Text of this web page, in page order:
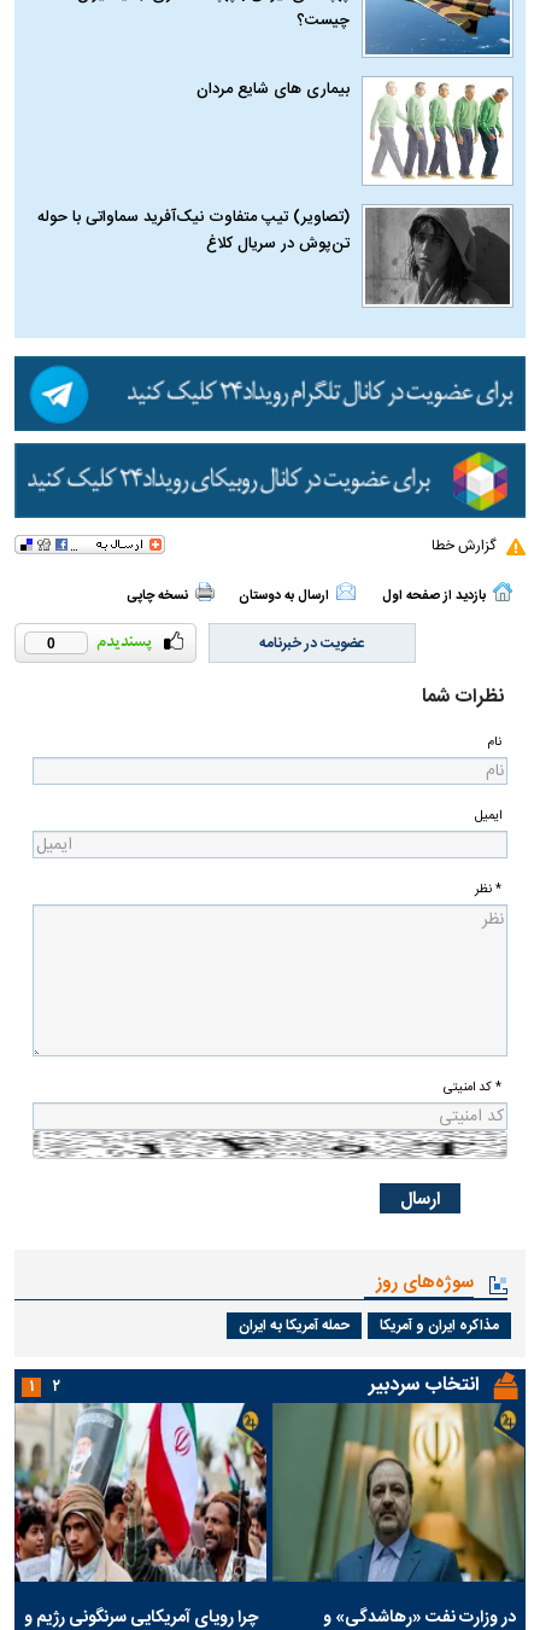
چیست؟
بیماری‌ های شایع مردان
(تصاویر) تیپ متفاوت نیک‌آفرید سماواتی با حوله
تن‌پوش در سریال کلاغ
گزارش خطا
بازدید از صفحه اول ارسال به دوستان نسخه چاپی
0 عضویت در خبرنامه
نظرات شما
نام
ایمیل
* نظر
* کد امنیتی
سوژه‌های روز
مذاکره ایران و آمریکا حمله آمریکا به ایران
انتخاب سردبیر
در وزارت نفت «رهاشدگی» و چرا رویای آمریکایی سرنگونی رژیم و
۱ ۲